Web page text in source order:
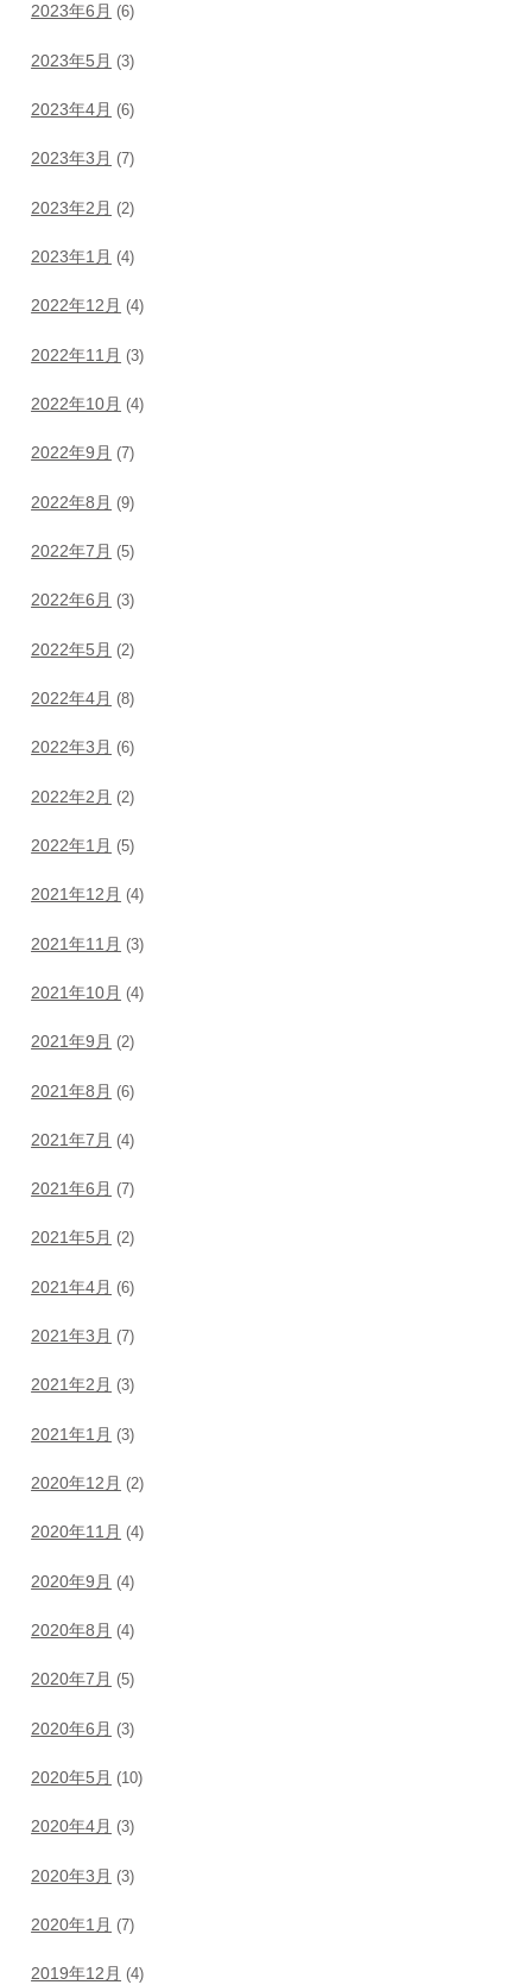
2023年6月 (6)
2023年5月 (3)
2023年4月 (6)
2023年3月 (7)
2023年2月 (2)
2023年1月 (4)
2022年12月 (4)
2022年11月 (3)
2022年10月 (4)
2022年9月 (7)
2022年8月 (9)
2022年7月 (5)
2022年6月 (3)
2022年5月 (2)
2022年4月 (8)
2022年3月 (6)
2022年2月 (2)
2022年1月 (5)
2021年12月 (4)
2021年11月 (3)
2021年10月 (4)
2021年9月 (2)
2021年8月 (6)
2021年7月 (4)
2021年6月 (7)
2021年5月 (2)
2021年4月 (6)
2021年3月 (7)
2021年2月 (3)
2021年1月 (3)
2020年12月 (2)
2020年11月 (4)
2020年9月 (4)
2020年8月 (4)
2020年7月 (5)
2020年6月 (3)
2020年5月 (10)
2020年4月 (3)
2020年3月 (3)
2020年1月 (7)
2019年12月 (4)